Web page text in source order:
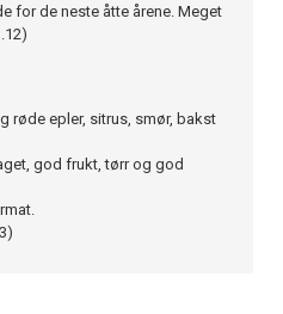
for de neste åtte årene. Meget
røde epler, sitrus, smør, bakst
god frukt, tørr og god